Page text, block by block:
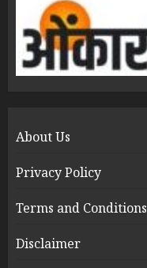
About Us
Privacy Policy
Terms and Conditions
Disclaimer